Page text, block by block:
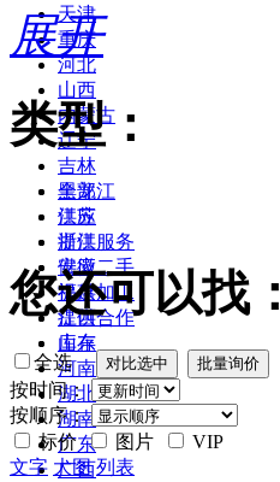
天津
重庆
河北
山西
内蒙古
辽宁
吉林
黑龙江
江苏
浙江
安徽
福建
江西
山东
河南
湖北
湖南
广东
广西
展开
类型：
全部
供应
提供服务
供应二手
提供加工
提供合作
库存
您还可以找：
全选
按时间：
按顺序：
标价
图片
VIP
文字 大图 列表